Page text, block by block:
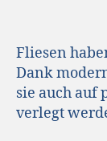
Fliesen
Dank
sie auch auf
verlegt